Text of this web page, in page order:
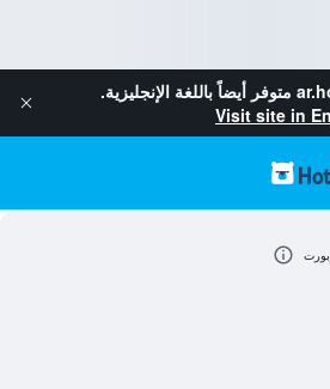
متوفر أيضاً باللغة الإنجليزية.
Visit site in